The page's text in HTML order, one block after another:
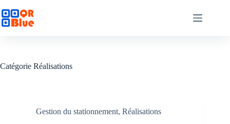
au
contenu
Catégorie Réalisations
Gestion du stationnement, Réalisations